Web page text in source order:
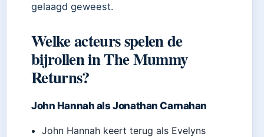
gelaagd geweest.
Welke acteurs spelen de
bijrollen in The Mummy
Returns?
John Hannah als Jonathan Carnahan
John Hannah keert terug als Evelyns